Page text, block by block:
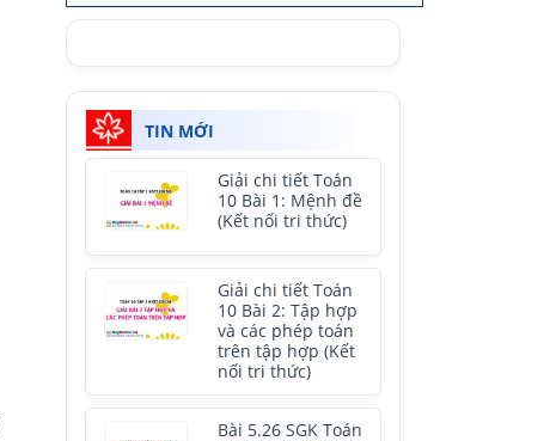
TIN MỚI
Giải chi tiết Toán
10 Bài 1: Mệnh đề
(Kết nối tri thức)
Giải chi tiết Toán
10 Bài 2: Tập hợp
và các phép toán
trên tập hợp (Kết
nối tri thức)
Bài 5.26 SGK Toán